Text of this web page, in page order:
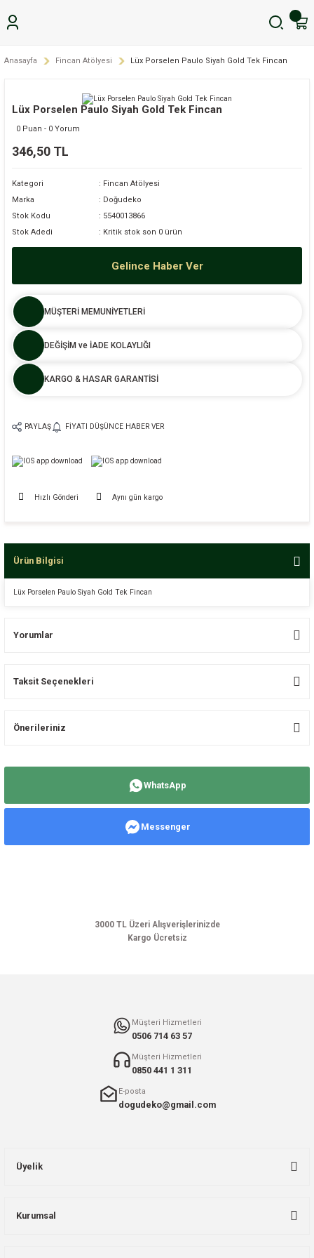
Anasayfa Fincan Atölyesi Lüx Porselen Paulo Siyah Gold Tek Fincan
Lüx Porselen Paulo Siyah Gold Tek Fincan
0 Puan - 0 Yorum
346,50 TL
Kategori
Fincan Atölyesi
Marka
Doğudeko
Stok Kodu
5540013866
Stok Adedi
Kritik stok son 0 ürün
Gelince Haber Ver
MÜŞTERİ MEMUNİYETLERİ
DEĞİŞİM ve İADE KOLAYLIĞI
KARGO & HASAR GARANTİSİ
PAYLAŞ FIYATI DÜŞÜNCE HABER VER
Hızlı Gönderi Aynı gün kargo
Ürün Bilgisi
Lüx Porselen Paulo Siyah Gold Tek Fincan
Yorumlar
Taksit Seçenekleri
Önerileriniz
Ürün resmi kalitesiz, bozuk veya görüntülenemiyor.
WhatsApp
Messenger
3000 TL Üzeri Alışverişlerinizde
Kargo Ücretsiz
Müşteri Hizmetleri
0506 714 63 57
Müşteri Hizmetleri
0850 441 1 311
E-posta
dogudeko@gmail.com
Üyelik
Kurumsal